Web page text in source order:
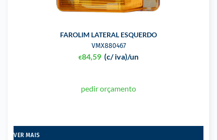
FAROLIM LATERAL ESQUERDO
VMX880467
€84,59 (c/ iva)/un
pedir orçamento
VER MAIS